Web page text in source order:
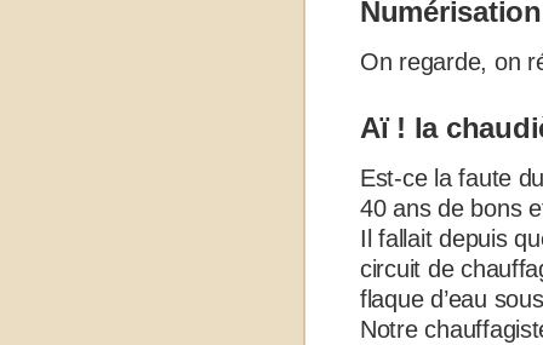
On regarde, on
Aï ! la
Est-ce la faute
40 ans de bons
Il fallait depuis
circuit de
flaque d’eau
Notre